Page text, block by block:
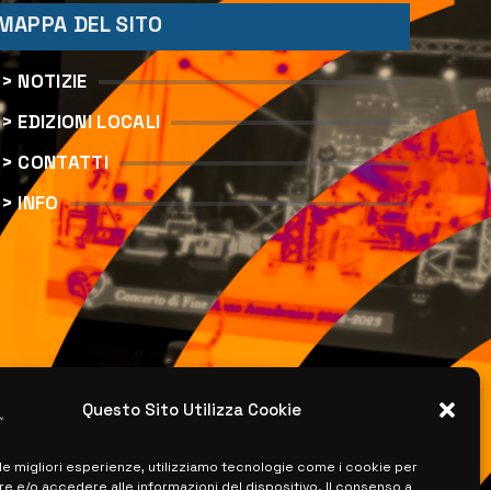
Questo Sito Utilizza Cookie
migliori esperienze, utilizziamo tecnologie come i cookie per
DEL SITO
> NOTIZIE
> EDIZIONI LOCALI
> CONTATTI
> INFO